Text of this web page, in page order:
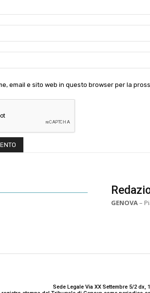
email e sito web in questo browser per la
GENOVA–
Sede Legale Via XX Settembre 5/2 dx,